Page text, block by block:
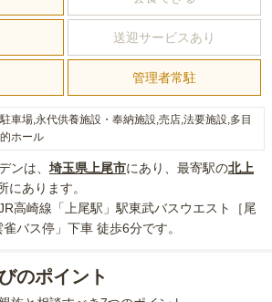
送迎サービスあり
管理者常駐
駐車場,永代供養施設・奉納施設,売店,法要施設,多目
的ホール
ンは、 埼玉県上尾市にあり 、最寄駅の北上
にあり ます。
高崎線「上尾駅」駅東武バスウエスト［尾
バス停」下車 徒歩6分です。
のポイント